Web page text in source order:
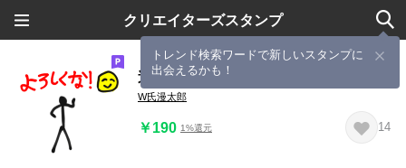
クリエイターズスタンプ
トレンド検索ワードで新しいスタンプに
出会えるかも！
送っていい友！棒人間スタンプ
W氏漫太郎
￥190 1%還元 14